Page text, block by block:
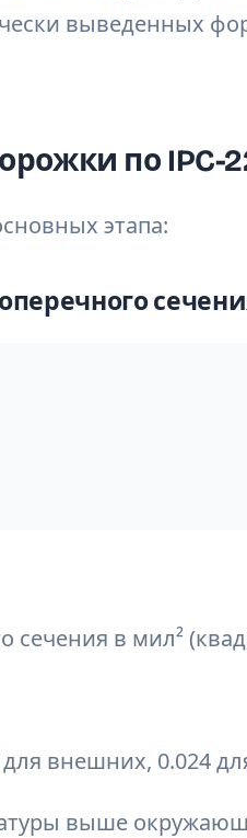
выведенных
по IPC-
этапа:
сечения в мил²
внешних, 0.024
выше